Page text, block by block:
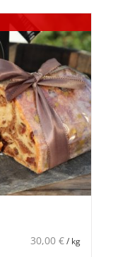
30,00 €/ kg